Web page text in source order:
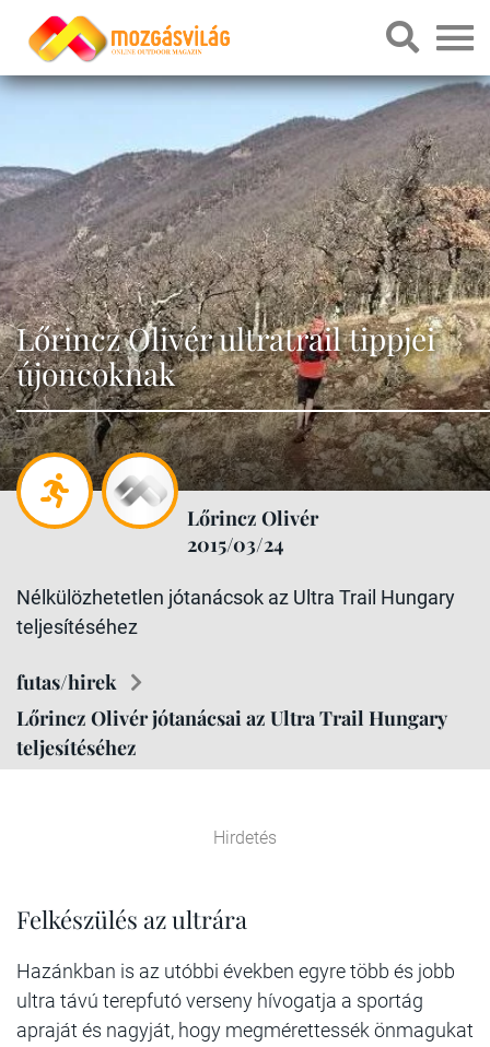
Lőrincz Olivér ultratrail tippjei
újoncoknak
Lőrincz Olivér
2015/03/24
Nélkülözhetetlen jótanácsok az Ultra Trail Hungary
teljesítéséhez
futas/hirek
Lőrincz Olivér jótanácsai az Ultra Trail Hungary
teljesítéséhez
Hirdetés
Felkészülés az ultrára
Hazánkban is az utóbbi években egyre több és jobb
ultra távú terepfutó verseny hívogatja a sportág
apraját és nagyját, hogy megmérettessék önmagukat